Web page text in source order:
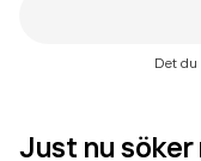
Det du
Just nu söker